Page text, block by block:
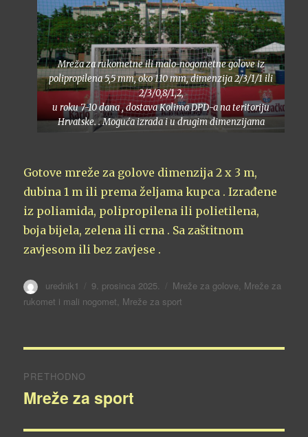
Mreža za rukometne ili malo-nogometne golove iz
polipropilena 5,5 mm, oko 110 mm, dimenzija 2/3/1/1 ili
2/3/0,8/1,2,
u roku 7-10 dana , dostava Kolima DPD-a na teritoriju
Hrvatske. . Moguća izrada i u drugim dimenzijama
Gotove mreže za golove dimenzija 2 x 3 m,
dubina 1 m ili prema željama kupca . Izrađene
iz poliamida, polipropilena ili polietilena,
boja bijela, zelena ili crna . Sa zaštitnom
zavjesom ili bez zavjese .
Autor
urednik1
Objavljeno
dana
9. prosinca 2025. Kategorije
Mreže za golove, Mreže za
rukomet i mali nogomet Mreže za sport
objava
PRETHODNO
Prethodna
Mreže za sport